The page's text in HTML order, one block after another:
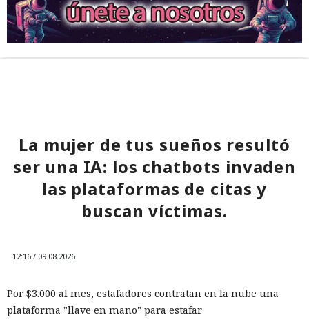
La mujer de tus sueños resultó
ser una IA: los chatbots invaden
las plataformas de citas y
buscan víctimas.
12:16 / 09.08.2026
Por $3.000 al mes, estafadores contratan en la nube una
plataforma "llave en mano" para estafar